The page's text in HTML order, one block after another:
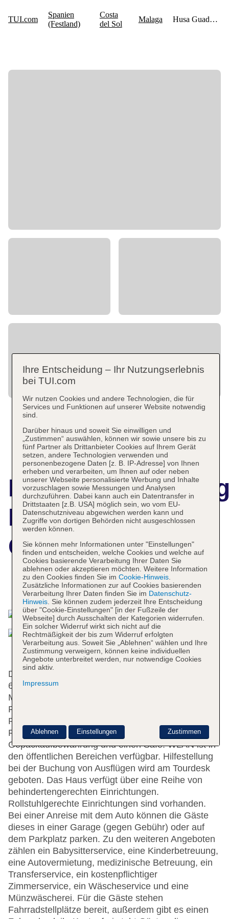
Husa
Guadalmedina
Das bietet Ihre Unterkunft
Das Hotel bietet 6 Einzel- und 54 Doppelzimmer auf
6 Etagen, die mit einem Aufzug erreichbar sind.
Mehrsprachiges Personal (Englisch, Deutsch,
Französisch) an der rund um die Uhr besetzten
Rezeption im Empfangsbereich ist gerne bei allen
Fragen behilflich. Die Einrichtung umfasst eine
Gepäckaufbewahrung und einen Safe. WLAN ist in
den öffentlichen Bereichen verfügbar. Hilfestellung
bei der Buchung von Ausflügen wird am Tourdesk
geboten. Das Haus verfügt über eine Reihe von
behindertengerechten Einrichtungen.
Rollstuhlgerechte Einrichtungen sind vorhanden.
Bei einer Anreise mit dem Auto können die Gäste
dieses in einer Garage (gegen Gebühr) oder auf
dem Parkplatz parken. Zu den weiteren Angeboten
zählen ein Babysitterservice, eine Kinderbetreuung,
eine Autovermietung, medizinische Betreuung, ein
Transferservice, ein kostenpflichtiger
Zimmerservice, ein Wäscheservice und eine
Münzwäscherei. Für die Gäste stehen
Fahrradstellplätze bereit, außerdem gibt es einen
Ihre Entscheidung – Ihr Nutzungserlebnis
bei TUI.com
Wir nutzen Cookies und andere Technologien, die für
Services und Funktionen auf unserer Website notwendig
sind.
Darüber hinaus und soweit Sie einwilligen und
„Zustimmen“ auswählen, können wir sowie unsere bis zu
fünf Partner als Drittanbieter Cookies auf Ihrem Gerät
setzen, andere Technologien verwenden und
personenbezogene Daten [z. B. IP-Adresse] von Ihnen
erheben und verarbeiten, um Ihnen auf oder neben
unserer Webseite personalisierte Werbung und Inhalte
vorzuschlagen sowie Messungen und Analysen
durchzuführen. Dabei kann auch ein Datentransfer in
Drittstaaten [z.B. USA] möglich sein, wo vom EU-
Datenschutzniveau abgewichen werden kann und
Zugriffe von dortigen Behörden nicht ausgeschlossen
werden können.
Sie können mehr Informationen unter "Einstellungen"
finden und entscheiden, welche Cookies und welche auf
Cookies basierende Verarbeitung Ihrer Daten Sie
ablehnen oder akzeptieren möchten. Weitere Information
zu den Cookies finden Sie im Cookie-Hinweis.
Zusätzliche Informationen zur auf Cookies basierenden
Verarbeitung Ihrer Daten finden Sie im Datenschutz-
Hinweis. Sie können zudem jederzeit Ihre Entscheidung
über "Cookie-Einstellungen" [in der Fußzeile der
Webseite] durch Ausschalten der Kategorien widerrufen.
Ein solcher Widerruf wirkt sich nicht auf die
Rechtmäßigkeit der bis zum Widerruf erfolgten
Verarbeitung aus. Soweit Sie „Ablehnen“ wählen und Ihre
Zustimmung verweigern, können keine individuellen
Angebote unterbreitet werden, nur notwendige Cookies
sind aktiv.
Impressum
Zustimmen
Ablehnen Einstellungen